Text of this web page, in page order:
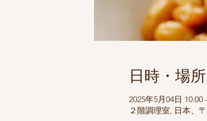
日時・場所
2025年5月04日 10:00
２階調理室, 日本、